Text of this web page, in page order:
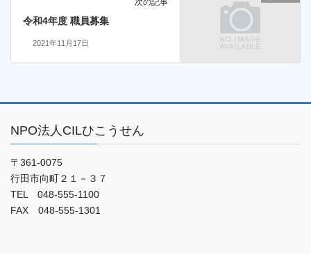
次の記事
令和4年度 職員募集
2021年11月17日
NPO法人CILひこうせん
〒361-0075
行田市向町２１－３７
TEL 048-555-1100
FAX 048-555-1301